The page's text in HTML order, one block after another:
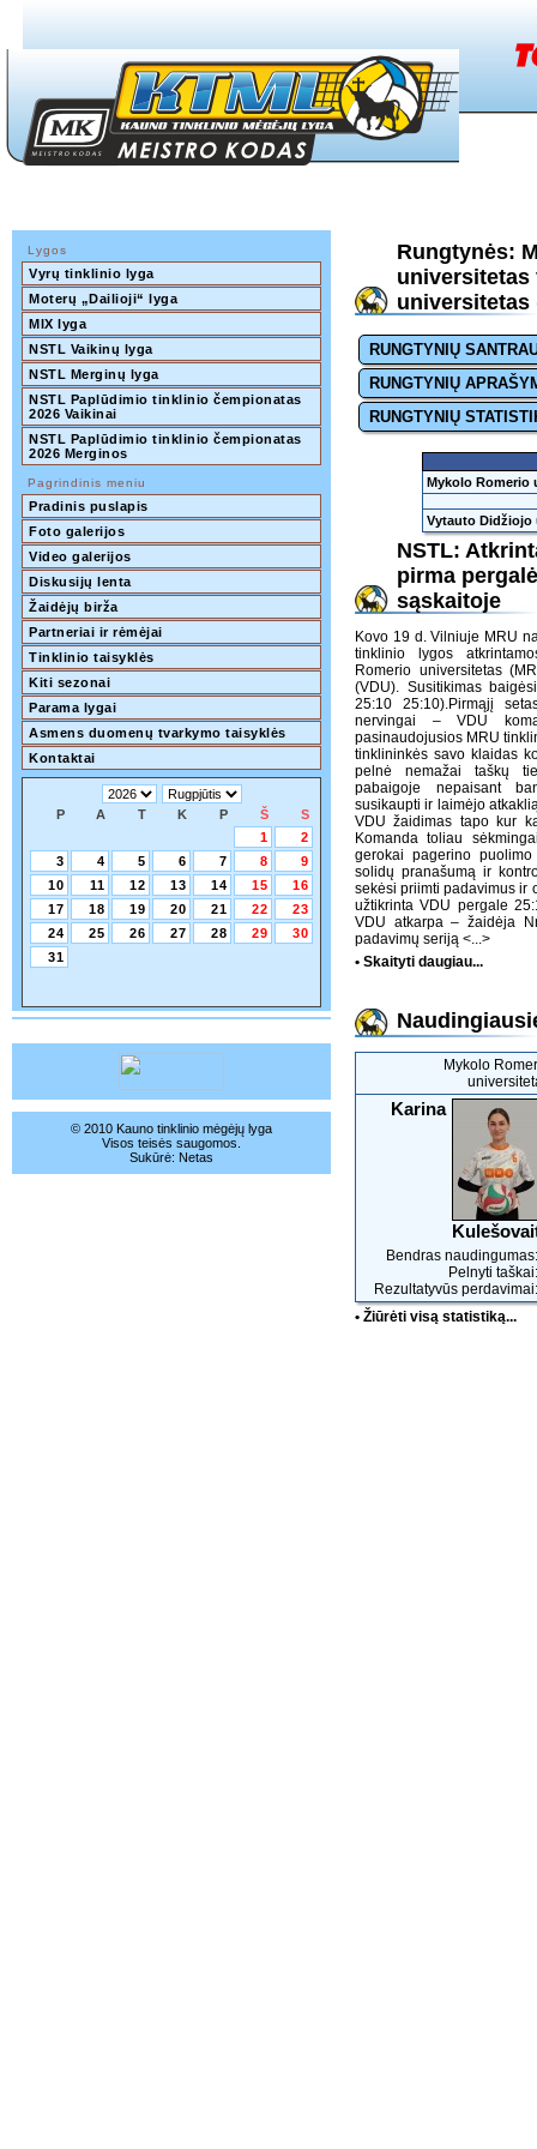
Lygos
Vyrų tinklinio lyga
Moterų „Dailioji“ lyga
MIX lyga
NSTL Vaikinų lyga
NSTL Merginų lyga
NSTL Paplūdimio tinklinio čempionatas
2026 Vaikinai
NSTL Paplūdimio tinklinio čempionatas
2026 Merginos
Pagrindinis meniu
Pradinis puslapis
Foto galerijos
Video galerijos
Diskusijų lenta
Žaidėjų birža
Partneriai ir rėmėjai
Tinklinio taisyklės
Kiti sezonai
Parama lygai
Asmens duomenų tvarkymo taisyklės
Kontaktai
P A T K P Š
S
1
2
3
4 5 6 7 8
9
10
11 12 13 14 15
16
17
18 19 20 21 22
23
24
25 26 27 28 29
30
31
© 2010 Kauno tinklinio mėgėjų lyga
Visos teisės saugomos.
Sukūrė: Netas
Rungtynės:
universitetas
universitetas
RUNGTYNIŲ
RUNGTYNIŲ
RUNGTYNIŲ
Mykolo Romerio
Vytauto Didžiojo
NSTL:
pirma
sąskaitoje
Kovo 19 d. Vilniuje MRU
tinklinio lygos
Romerio universitetas
(VDU). Susitikimas
25:10 25:10).Pirmąjį
nervingai – VDU
pasinaudojusios MRU
tinklininkės savo klaidas
pelnė nemažai taškų
pabaigoje nepaisant
susikaupti ir laimėjo
VDU žaidimas tapo kur
Komanda toliau
gerokai pagerino
solidų pranašumą ir
sekėsi priimti padavimus ir
užtikrinta VDU pergale
VDU atkarpa – žaidėja
padavimų seriją <...>
• Skaityti daugiau...
Mykolo
Karina
Bendras
Pelnyti
Rezultatyvūs
• Žiūrėti visą statistiką...